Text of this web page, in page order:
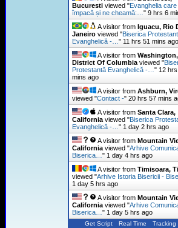
Bucurestiviewed "Evanghelia care
împacă și ne cheamă:… " 9 hrs 6
A visitor from Iguacu, Rio
Janeiroviewed "Biserica
Evanghelică -… " 11 hrs 51 mins ago
A visitor from Washington,
District Of Columbiaviewed "
Protestantă Evanghelică -… " 12
mins ago
A visitor from Ashburn,
viewed "Contact -" 20 hrs 57 mins
A visitor from Santa Clara,
Californiaviewed "Biserica
Evanghelică -… " 1 day 2 hrs ago
A visitor from Mountain
Californiaviewed "Arhive
Biserica… " 1 day 4 hrs ago
A visitor from Timisoara,
viewed "Arhive Istoria Bisericii -
1 day 5 hrs ago
A visitor from Mountain
Californiaviewed "Arhive
Biserica… " 1 day 5 hrs ago
Get Script Real Time Tracking